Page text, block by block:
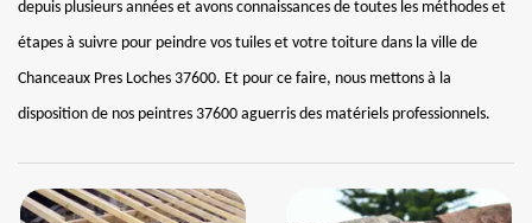
depuis plusieurs années et avons connaissances de toutes les méthodes et
étapes à suivre pour peindre vos tuiles et votre toiture dans la ville de
Chanceaux Pres Loches 37600. Et pour ce faire, nous mettons à la
disposition de nos peintres 37600 aguerris des matériels professionnels.